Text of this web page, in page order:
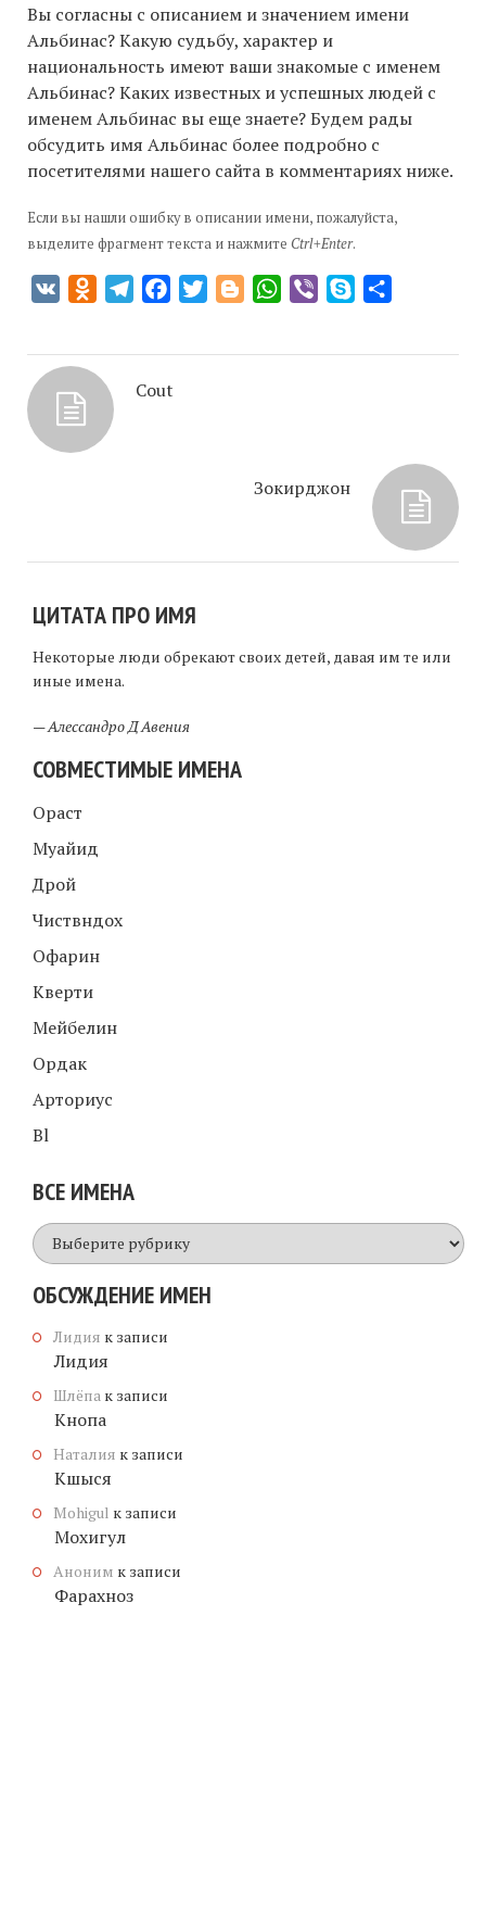
Вы согласны с описанием и значением имени
Альбинас? Какую судьбу, характер и
национальность имеют ваши знакомые с именем
Альбинас? Каких известных и успешных людей с
именем Альбинас вы еще знаете? Будем рады
обсудить имя Альбинас более подробно с
посетителями нашего сайта в комментариях ниже.
Если вы нашли ошибку в описании имени, пожалуйста,
выделите фрагмент текста и нажмите Ctrl+Enter.
VK Odnoklassniki
TelegramFacebookTwitterBloggerWhatsApp
Viber Skype
Cout
Зокирджон
ЦИТАТА ПРО ИМЯ
Некоторые люди обрекают своих детей, давая им те или
иные имена.
—Алессандро Д Авения
СОВМЕСТИМЫЕ ИМЕНА
Ораст
Муайид
Дрой
Чиствндох
Офарин
Кверти
Мейбелин
Ордак
Арториус
Bl
ВСЕ ИМЕНА
Все
имена
ОБСУЖДЕНИЕ ИМЕН
Лидия к записи
Лидия
Шлёпа к записи
Кнопа
Наталия к записи
Кшыся
Mohigul к записи
Мохигул
Аноним к записи
Фарахноз